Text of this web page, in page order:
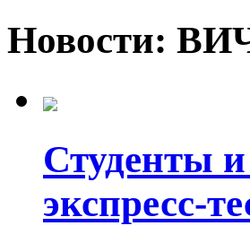
Новости:
Студенты
экспресс-